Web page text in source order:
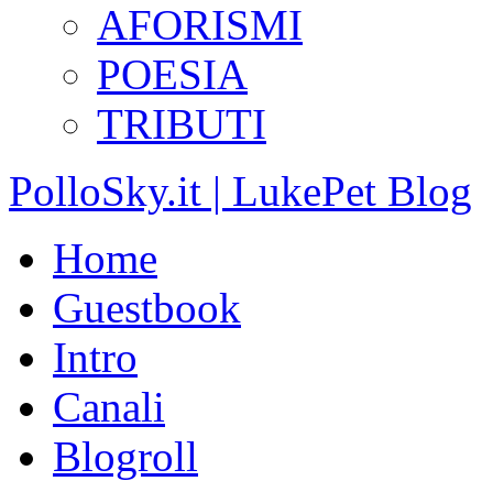
AFORISMI
POESIA
TRIBUTI
PolloSky.it | LukePet Blog
Home
Guestbook
Intro
Canali
Blogroll